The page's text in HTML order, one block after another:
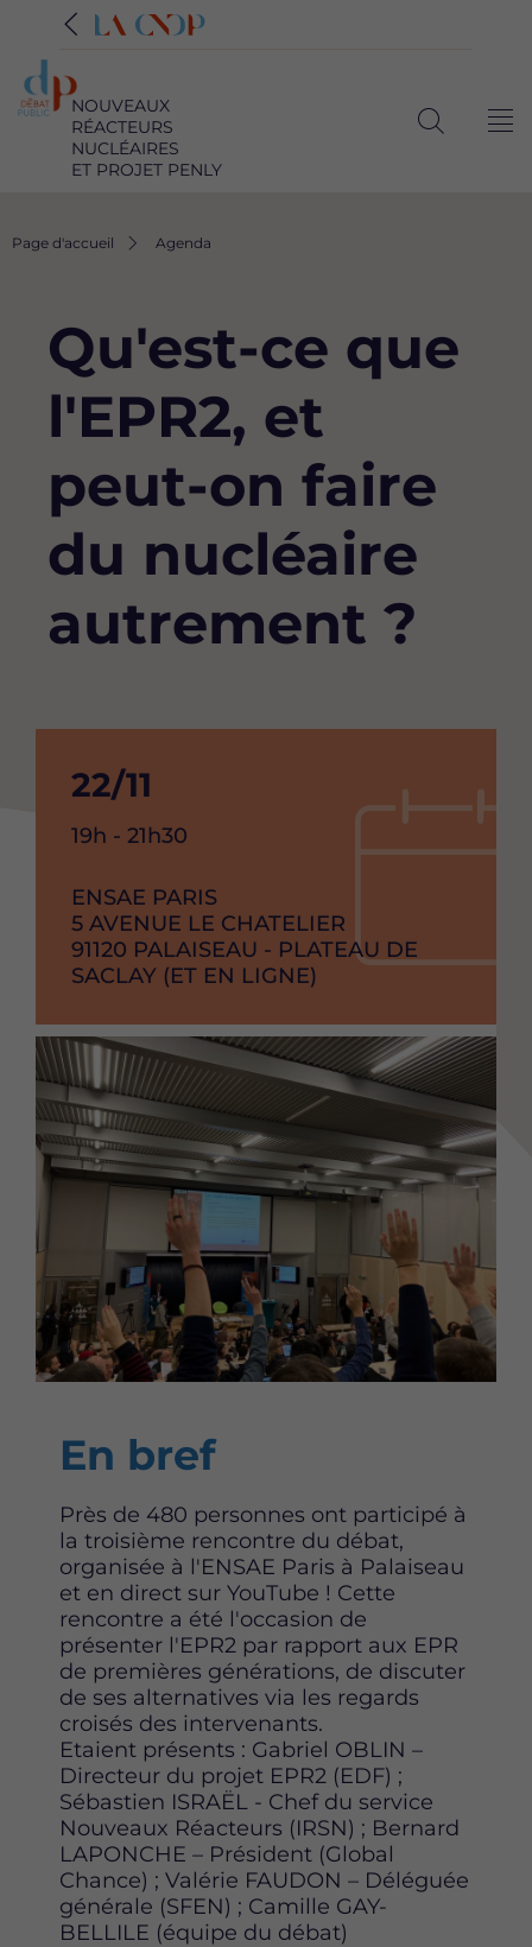
NOUVEAUX
RÉACTEURS
NUCLÉAIRES
ET PROJET PENLY
Fil
Page d'accueil Agenda
Qu'est-ce que
l'EPR2, et
peut-on faire
du nucléaire
autrement ?
Date
de
de
l'événement
22/11
Heure
l'événement
19h - 21h30
RAISON
SOCIAL
ENSAE PARIS
ADRESSE
5 AVENUE LE CHATELIER
CODE
POSTAL
91120 VILLE
PALAISEAU - PLATEAU DE
SACLAY (ET EN LIGNE)
Image
Content
En bref
Près de 480 personnes ont participé à
la troisième rencontre du débat,
organisée à l'ENSAE Paris à Palaiseau
et en direct sur YouTube ! Cette
rencontre a été l'occasion de
présenter l'EPR2 par rapport aux EPR
de premières générations, de discuter
de ses alternatives via les regards
croisés des intervenants.
Etaient présents : Gabriel OBLIN –
Directeur du projet EPR2 (EDF) ;
Sébastien ISRAËL - Chef du service
Nouveaux Réacteurs (IRSN) ; Bernard
LAPONCHE – Président (Global
Chance) ; Valérie FAUDON – Déléguée
générale (SFEN) ; Camille GAY-
BELLILE (équipe du débat)